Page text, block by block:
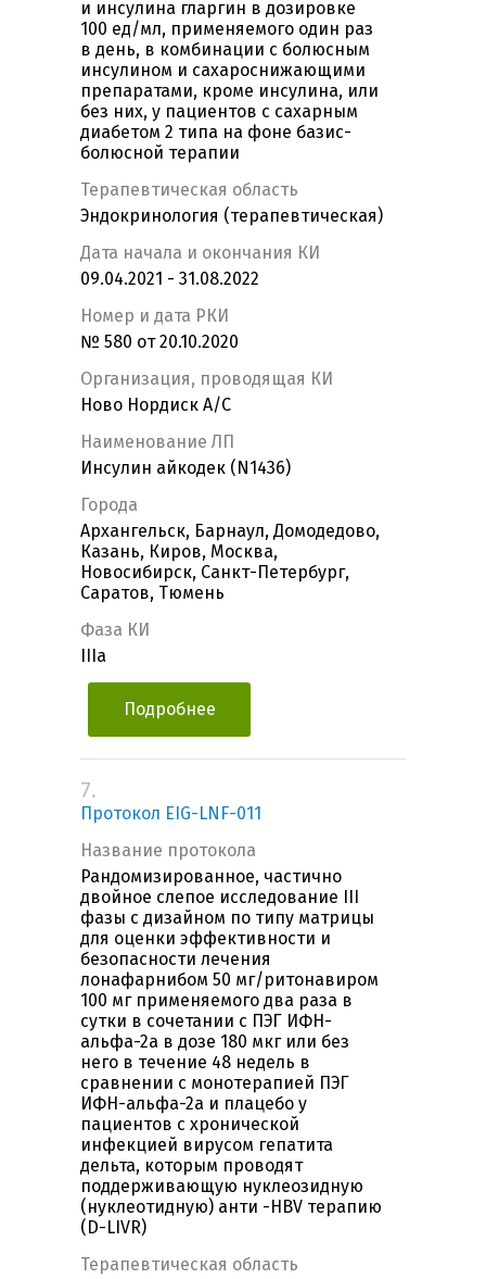
и инсулина гларгин в дозировке
100 ед/мл, применяемого один раз
в день, в комбинации с болюсным
инсулином и сахароснижающими
препаратами, кроме инсулина, или
без них, у пациентов с сахарным
диабетом 2 типа на фоне базис-
болюсной терапии
Терапевтическая область
Эндокринология (терапевтическая)
Дата начала и окончания КИ
09.04.2021 - 31.08.2022
Номер и дата РКИ
№ 580 от 20.10.2020
Организация, проводящая КИ
Ново Нордиск А/С
Наименование ЛП
Инсулин айкодек (N1436)
Города
Архангельск, Барнаул, Домодедово,
Казань, Киров, Москва,
Новосибирск, Санкт-Петербург,
Саратов, Тюмень
Фаза КИ
IIIa
Подробнее
7.
Протокол EIG-LNF-011
Название протокола
Рандомизированное, частично
двойное слепое исследование III
фазы с дизайном по типу матрицы
для оценки эффективности и
безопасности лечения
лонафарнибом 50 мг/ритонавиром
100 мг применяемого два раза в
сутки в сочетании с ПЭГ ИФН-
альфа-2а в дозе 180 мкг или без
него в течение 48 недель в
сравнении с монотерапией ПЭГ
ИФН-альфа-2а и плацебо у
пациентов с хронической
инфекцией вирусом гепатита
дельта, которым проводят
поддерживающую нуклеозидную
(нуклеотидную) анти -НBV терапию
(D-LIVR)
Терапевтическая область